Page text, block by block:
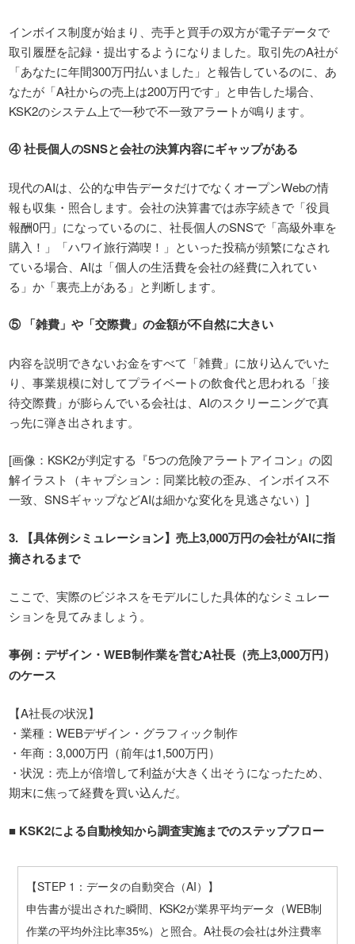
インボイス制度が始まり、売手と買手の双方が電子データで
取引履歴を記録・提出するようになりました。取引先のA社が
「あなたに年間300万円払いました」と報告しているのに、あ
なたが「A社からの売上は200万円です」と申告した場合、
KSK2のシステム上で一秒で不一致アラートが鳴ります。
④社長個人のSNSと会社の決算内容にギャップがある
現代のAIは、公的な申告データだけでなくオープンWebの情
報も収集・照合します。会社の決算書では赤字続きで「役員
報酬0円」になっているのに、社長個人のSNSで「高級外車を
購入！」「ハワイ旅行満喫！」といった投稿が頻繁になされ
ている場合、AIは「個人の生活費を会社の経費に入れてい
る」か「裏売上がある」と判断します。
⑤ 「雑費」や「交際費」の金額が不自然に大きい
内容を説明できないお金をすべて「雑費」に放り込んでいた
り、事業規模に対してプライベートの飲食代と思われる「接
待交際費」が膨らんでいる会社は、AIのスクリーニングで真
っ先に弾き出されます。
[画像： KSK2が判定する『5つの危険アラートアイコン』の図
解イラスト（キャプション：同業比較の歪み、インボイス不
一致、SNSギャップなどAIは細かな変化を見逃さない）]
3. 【具体例シミュレーション】売上3,000万円の会社がAIに指
摘されるまで
ここで、実際のビジネスをモデルにした具体的なシミュレー
ションを見てみましょう。
事例：デザイン・WEB制作業を営むA社長（売上3,000万円）
のケース
【A社長の状況】
・業種：WEBデザイン・グラフィック制作
・年商：3,000万円（前年は1,500万円）
・状況：売上が倍増して利益が大きく出そうになったため、
期末に焦って経費を買い込んだ。
■ KSK2による自動検知から調査実施までのステップフロー
【STEP 1：データの自動突合（AI）】
申告書が提出された瞬間、KSK2が業界平均データ（WEB制
作業の平均外注比率35%）と照合。A社長の会社は外注費率